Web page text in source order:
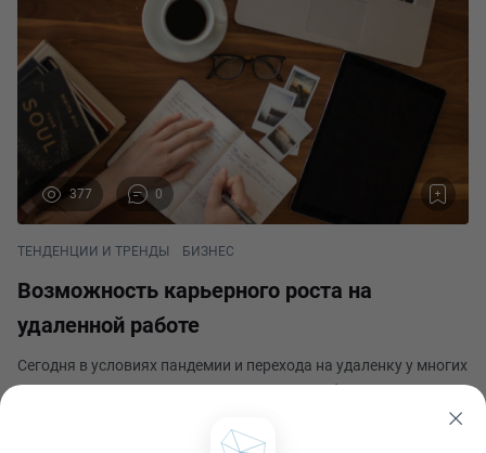
377 0
ТЕНДЕНЦИИ И ТРЕНДЫ БИЗНЕС
Возможность карьерного роста на
удаленной работе
Сегодня в условиях пандемии и перехода на удаленку у многих
возникает вопрос: «Может ли удаленная работа дать какие-то
заявляют, что удаленный режим работы не является камнем